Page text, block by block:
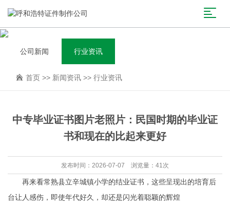
公司新闻 行业资讯
首页 >> 新闻资讯 >> 行业资讯
中专毕业证书图片老照片：民国时期的毕业证
书和现在的比起来更好
发布时间：2026-07-07 浏览量：41次
再来看常熟县立辛城镇小学的结业证书，这些呈现出的培育后
台让人感伤，即使年代好久，却还是闪光着聪颖的辉煌